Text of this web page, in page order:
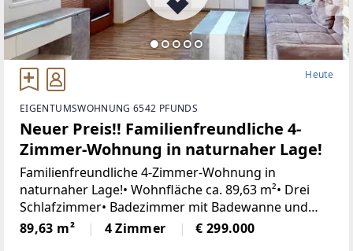
Heute
EIGENTUMSWOHNUNG 6542 PFUNDS
Neuer Preis!! Familienfreundliche 4-
Zimmer-Wohnung in naturnaher Lage!
Familienfreundliche 4-Zimmer-Wohnung in
naturnaher Lage!• Wohnfläche ca. 89,63 m²• Drei
Schlafzimmer• Badezimmer mit Badewanne und
Dusche• Separates WC• Wohnküche mit
Terrassenzugang• Abstellraum vorhanden•
89,63 m² 4 Zimmer € 299.000